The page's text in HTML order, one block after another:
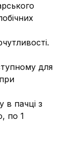
для
в пачці з
по 1